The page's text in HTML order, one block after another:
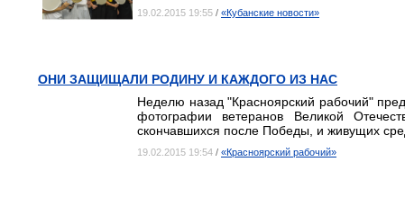
19.02.2015 19:55 / «Кубанские новости»
ОНИ ЗАЩИЩАЛИ РОДИНУ И КАЖДОГО ИЗ НАС
Неделю назад "Красноярский рабочий"
фотографии ветеранов Великой
скончавшихся после Победы, и живущих
19.02.2015 19:54 / «Красноярский рабочий»